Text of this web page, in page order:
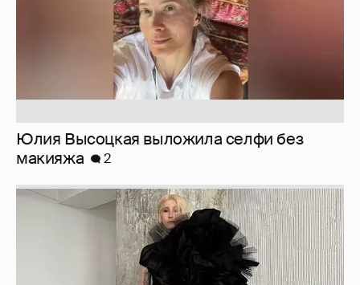
Журналистка Сулим примерила новый